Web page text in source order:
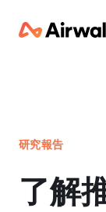
研究報告
了解